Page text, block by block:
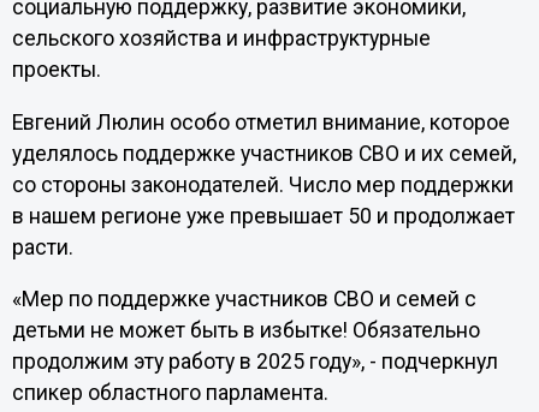
социальную поддержку, развитие экономики,
сельского хозяйства и инфраструктурные
проекты.
Евгений Люлин особо отметил внимание, которое
уделялось поддержке участников СВО и их семей,
со стороны законодателей. Число мер поддержки
в нашем регионе уже превышает 50 и продолжает
расти.
«Мер по поддержке участников СВО и семей с
детьми не может быть в избытке! Обязательно
продолжим эту работу в 2025 году», - подчеркнул
спикер областного парламента.